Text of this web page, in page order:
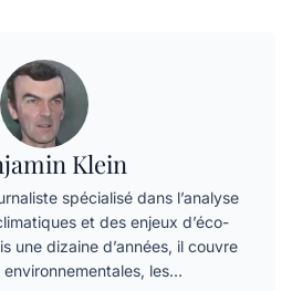
Klein
spécialisé dans l’analyse
et des enjeux d’éco-
une dizaine d’années, il couvre
environnementales, les…